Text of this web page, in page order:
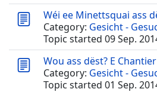
Wéi ee Minettsquai ass
Category: Gesicht -
Topic started 09 Sep.
Wou ass dëst? E
Category: Gesicht -
Topic started 01 Sep.